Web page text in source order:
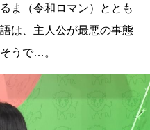
ま（令和ロマン）ととも
は、主人公が最悪の事態
うで…。